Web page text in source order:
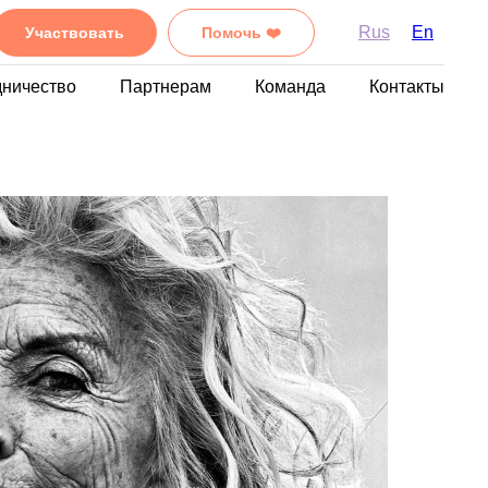
Участвовать Помочь ❤️ Rus En
Партнерам Команда Контакты